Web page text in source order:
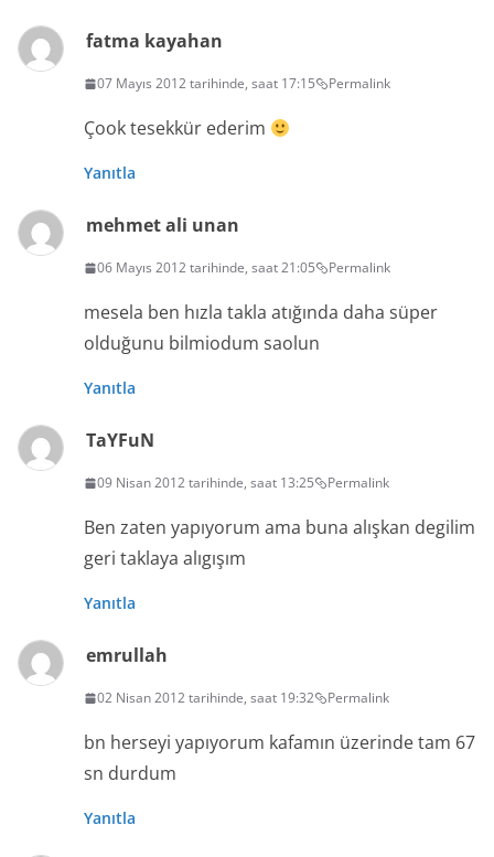
fatma kayahan
07 Mayıs 2012 tarihinde, saat 17:15 Permalink
Çook tesekkür ederim
Yanıtla
mehmet ali unan
06 Mayıs 2012 tarihinde, saat 21:05 Permalink
mesela ben hızla takla atığında daha süper
olduğunu bilmiodum saolun
Yanıtla
TaYFuN
09 Nisan 2012 tarihinde, saat 13:25 Permalink
Ben zaten yapıyorum ama buna alışkan degilim
geri taklaya alıgışım
Yanıtla
emrullah
02 Nisan 2012 tarihinde, saat 19:32 Permalink
bn herseyi yapıyorum kafamın üzerinde tam 67
sn durdum
Yanıtla